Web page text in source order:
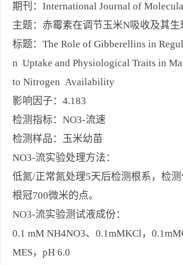
期刊：International Journal of
主题：赤霉素在调节玉米N吸收及其生
标题：The Role of Gibberellins in
n Uptake and Physiological Traits in
to Nitrogen Availability
影响因子：4.183
检测指标：NO3-流速
检测样品：玉米幼苗
NO3-流实验处理方法：
低氮/正常氮处理5天后检测根系，检
根冠700微米的点。
NO3-流实验测试液成份：
0.1 mM NH4NO3、0.1mMKCl，
MES，pH 6.0